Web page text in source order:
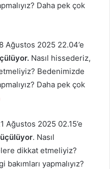
Daha pek çok
Ağustos 2025 22.04’e
Nasıl hissederiz,
Bedenimizde
Daha pek çok
Ağustos 2025 02.15’e
. Nasıl
dikkat etmeliyiz?
yapmalıyız?